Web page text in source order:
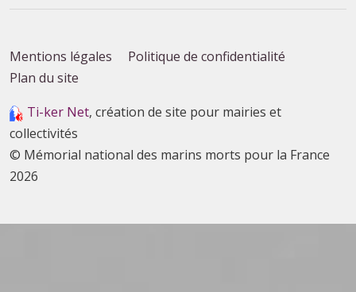
Mentions légales
Politique de confidentialité
Plan du site
Ti-ker Net, création de site pour mairies et
collectivités
© Mémorial national des marins morts pour la France
2026